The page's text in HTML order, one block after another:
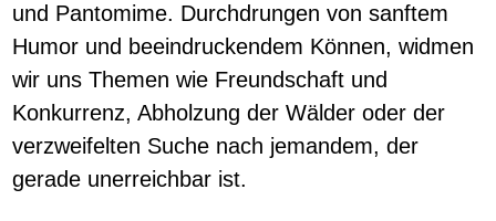
und Pantomime. Durchdrungen von sanftem
Humor und beeindruckendem Können, widmen
wir uns Themen wie Freundschaft und
Konkurrenz, Abholzung der Wälder oder der
verzweifelten Suche nach jemandem, der
gerade unerreichbar ist.